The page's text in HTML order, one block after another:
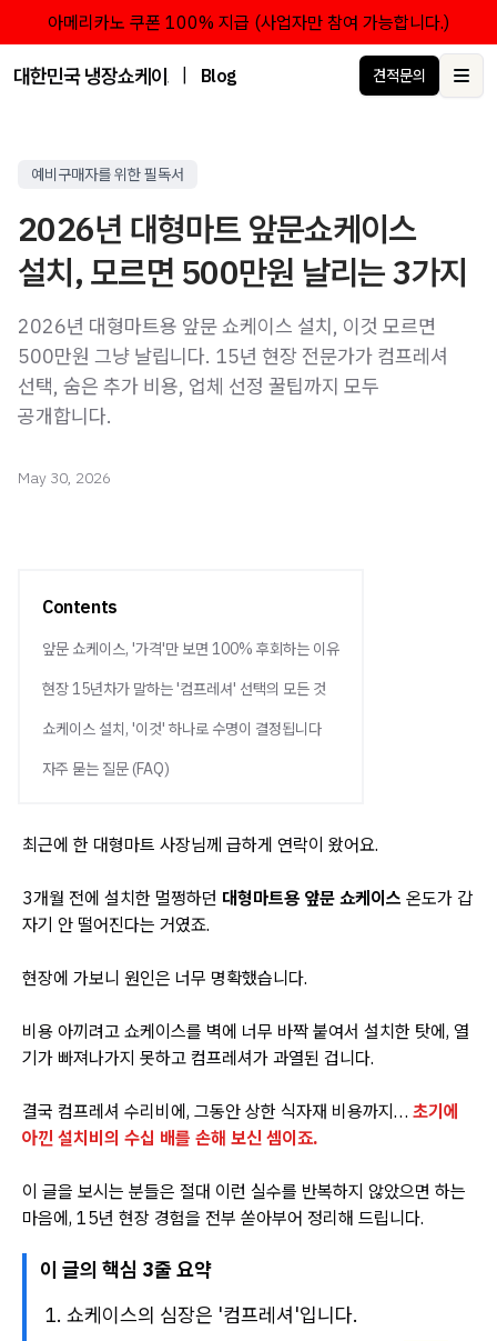
아메리카노 쿠폰 100% 지급 (사업자만 참여 가능합니다.)
대한민국 냉장쇼케이스 점유율 1위 브랜드 한성쇼케이스
Blog 견적문의
예비구매자를 위한 필독서
2026년 대형마트 앞문쇼케이스
설치, 모르면 500만원 날리는 3가지
2026년 대형마트용 앞문 쇼케이스 설치, 이것 모르면
500만원 그냥 날립니다. 15년 현장 전문가가 컴프레셔
선택, 숨은 추가 비용, 업체 선정 꿀팁까지 모두
공개합니다.
May 30, 2026
Contents
앞문 쇼케이스, '가격'만 보면 100% 후회하는 이유
현장 15년차가 말하는 '컴프레셔' 선택의 모든 것
쇼케이스 설치, '이것' 하나로 수명이 결정됩니다
자주 묻는 질문 (FAQ)
최근에 한 대형마트 사장님께 급하게 연락이 왔어요.
3개월 전에 설치한 멀쩡하던 대형마트용 앞문 쇼케이스 온도가 갑
자기 안 떨어진다는 거였죠.
현장에 가보니 원인은 너무 명확했습니다.
비용 아끼려고 쇼케이스를 벽에 너무 바짝 붙여서 설치한 탓에, 열
기가 빠져나가지 못하고 컴프레셔가 과열된 겁니다.
결국 컴프레셔 수리비에, 그동안 상한 식자재 비용까지… 초기에
아낀 설치비의 수십 배를 손해 보신 셈이죠.
이 글을 보시는 분들은 절대 이런 실수를 반복하지 않았으면 하는
마음에, 15년 현장 경험을 전부 쏟아부어 정리해 드립니다.
이 글의 핵심 3줄 요약
쇼케이스의 심장은 '컴프레셔'입니다.